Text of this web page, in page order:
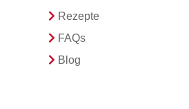
Rezepte
FAQs
Blog